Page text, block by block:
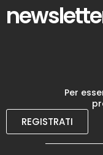
Per
REGISTRATI